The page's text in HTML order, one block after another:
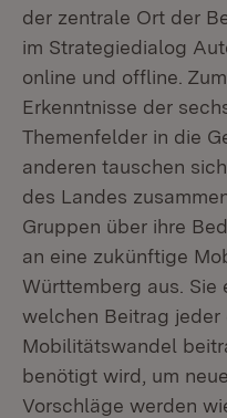
der zentrale Ort der
im Strategiedialog
online und offline.
Erkenntnisse der
Themenfelder in die
anderen tauschen
des Landes
Gruppen über ihre
an eine zukünftige
Württemberg aus. Sie
welchen Beitrag
Mobilitätswandel
benötigt wird, um
Vorschläge werden